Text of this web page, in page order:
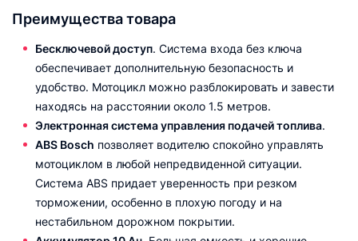
Преимущества товара
Бесключевой доступ. Система входа без ключа
обеспечивает дополнительную безопасность и
удобство. Мотоцикл можно разблокировать и завести
находясь на расстоянии около 1.5 метров.
Электронная система управления подачей топлива.
ABS Bosch позволяет водителю спокойно управлять
мотоциклом в любой непредвиденной ситуации.
Система ABS придает уверенность при резком
торможении, особенно в плохую погоду и на
нестабильном дорожном покрытии.